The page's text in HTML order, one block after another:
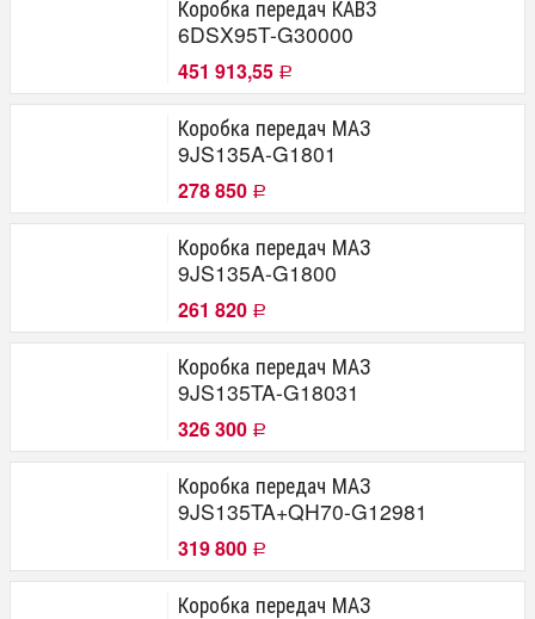
Коробка передач КАВЗ
6DSX95T-G30000
451 913,55 Р
Коробка передач МАЗ
9JS135A-G1801
278 850 Р
Коробка передач МАЗ
9JS135A-G1800
261 820 Р
Коробка передач МАЗ
9JS135TA-G18031
326 300 Р
Коробка передач МАЗ
9JS135TA+QH70-G12981
319 800 Р
Коробка передач МАЗ